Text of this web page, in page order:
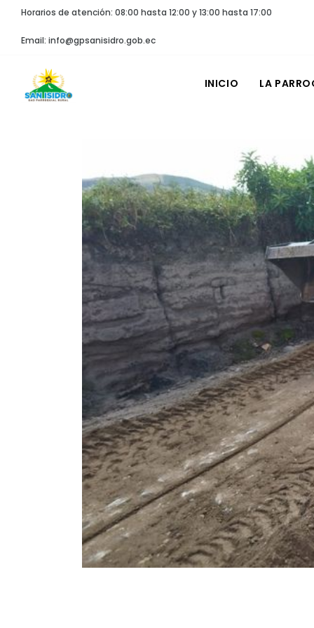
Horarios de atención: 08:00 hasta 12:00 y 13:00 hasta 17:00
Email: info@gpsanisidro.gob.ec
INICIO LA